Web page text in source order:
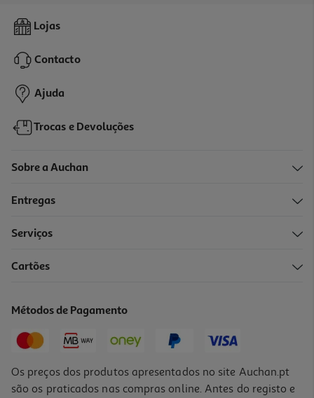
Tinteiro Original Hp 924 4-Pack Preto E Cmyk
81,49 €
Lojas
Contacto
Ajuda
Trocas e Devoluções
Sobre a Auchan
Entregas
Serviços
Cartões
Métodos de Pagamento
Os preços dos produtos apresentados no site Auchan.pt
são os praticados nas compras online. Antes do registo e